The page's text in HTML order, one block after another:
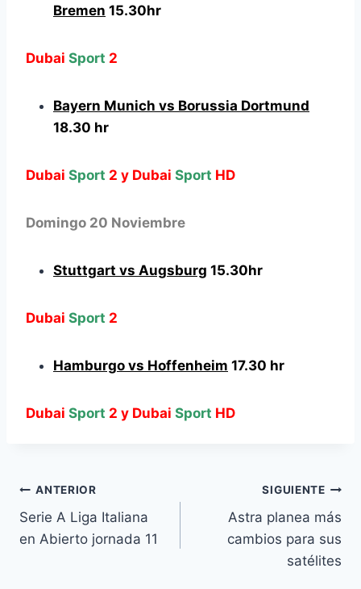
Bremen 15.30hr
Dubai Sport 2
Bayern Munich vs Borussia Dortmund
18.30 hr
Dubai Sport 2 y Dubai Sport HD
Domingo 20 Noviembre
Stuttgart vs Augsburg 15.30hr
Dubai Sport 2
Hamburgo vs Hoffenheim 17.30 hr
Dubai Sport 2 y Dubai Sport HD
Navegación
de
ANTERIOR
Serie A Liga Italiana
en Abierto jornada 11
SIGUIENTE
Astra planea más
cambios para sus
satélites